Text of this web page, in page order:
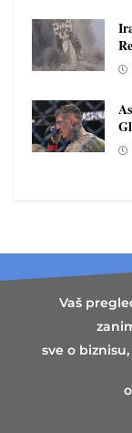
Vaš
sve o